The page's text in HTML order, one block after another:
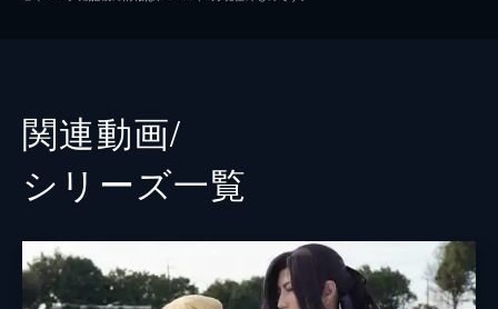
埼玉県人の青年
おかよ 益若つばさ
関連動画/
シリーズ⼀覧